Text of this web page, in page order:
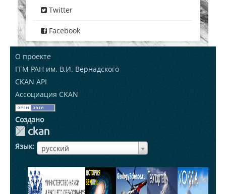
Twitter
Facebook
О проекте
ГГМ РАН им. В.И. Вернадского
CKAN API
Ассоциация CKAN
Создано
Язык русский
ЯзыкЯзык